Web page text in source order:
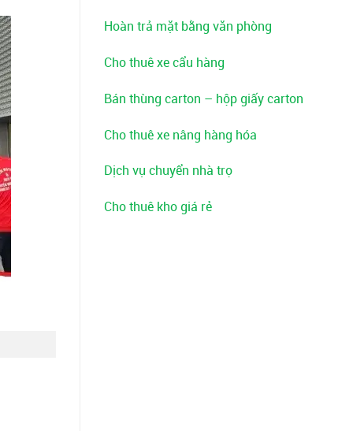
Hoàn trả mặt bằng văn phòng
Cho thuê xe cẩu hàng
Bán thùng carton – hộp giấy carton
Cho thuê xe nâng hàng hóa
Dịch vụ chuyển nhà trọ
Cho thuê kho giá rẻ